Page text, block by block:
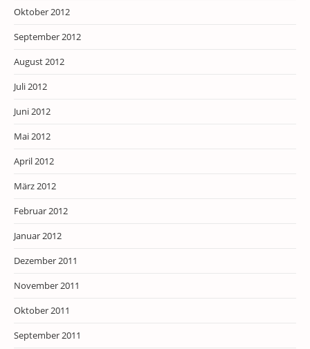
Oktober 2012
September 2012
August 2012
Juli 2012
Juni 2012
Mai 2012
April 2012
März 2012
Februar 2012
Januar 2012
Dezember 2011
November 2011
Oktober 2011
September 2011